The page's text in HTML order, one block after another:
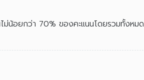
ม่น้อยกว่า 70% ของคะแนนโดยรวมทั้งหมด